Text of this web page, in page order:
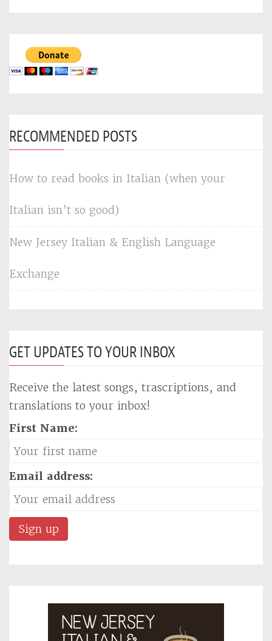
RECOMMENDED POSTS
How to read books in Italian (when your
Italian isn’t so good)
New Jersey Italian & English Language
Exchange
GET UPDATES TO YOUR INBOX
Receive the latest songs, trascriptions, and
translations to your inbox!
First Name:
Email address: